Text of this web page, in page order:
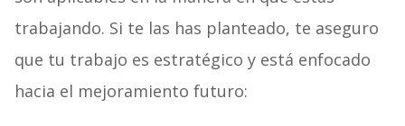
trabajando. Si te las has planteado, te aseguro
que tu trabajo es estratégico y está enfocado
hacia el mejoramiento futuro: